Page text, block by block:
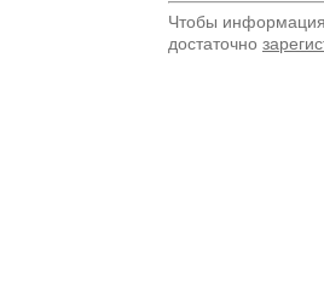
Чтобы
достаточно